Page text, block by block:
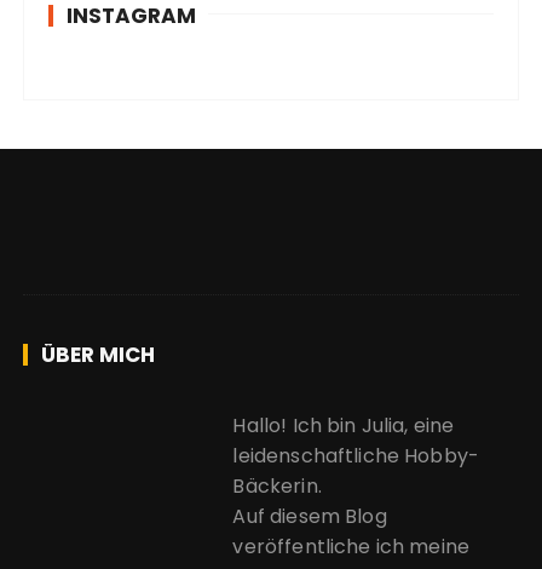
INSTAGRAM
ÜBER MICH
Hallo! Ich bin Julia, eine
leidenschaftliche Hobby-
Bäckerin.
Auf diesem Blog
veröffentliche ich meine